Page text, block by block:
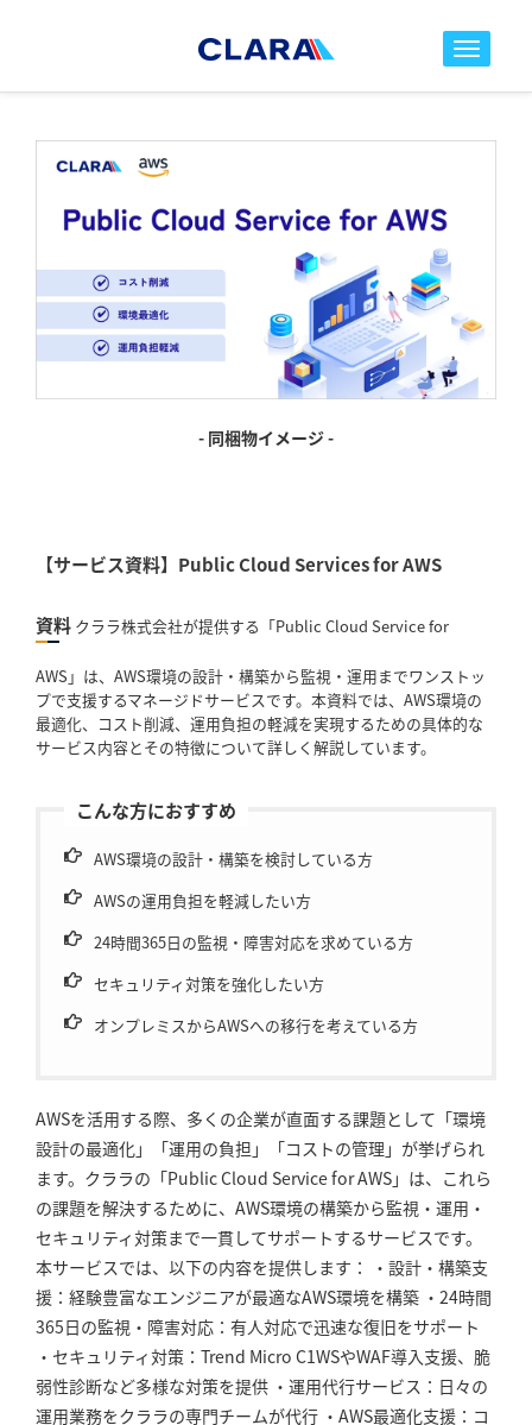
toggle
- 同梱物イメージ -
【サービス資料】Public Cloud Services for AWS
資料 クララ株式会社が提供する「Public Cloud Service for
AWS」は、AWS環境の設計・構築から監視・運用までワンストッ
プで支援するマネージドサービスです。本資料では、AWS環境の
最適化、コスト削減、運用負担の軽減を実現するための具体的な
サービス内容とその特徴について詳しく解説しています。
こんな方におすすめ
AWS環境の設計・構築を検討している方
AWSの運用負担を軽減したい方
24時間365日の監視・障害対応を求めている方
セキュリティ対策を強化したい方
オンプレミスからAWSへの移行を考えている方
AWSを活用する際、多くの企業が直面する課題として「環境
設計の最適化」「運用の負担」「コストの管理」が挙げられ
ます。クララの「Public Cloud Service for AWS」は、これら
の課題を解決するために、AWS環境の構築から監視・運用・
セキュリティ対策まで一貫してサポートするサービスです。
本サービスでは、以下の内容を提供します： ・設計・構築支
援：経験豊富なエンジニアが最適なAWS環境を構築 ・24時間
365日の監視・障害対応：有人対応で迅速な復旧をサポート
・セキュリティ対策：Trend Micro C1WSやWAF導入支援、脆
弱性診断など多様な対策を提供 ・運用代行サービス：日々の
運用業務をクララの専門チームが代行 ・AWS最適化支援：コ